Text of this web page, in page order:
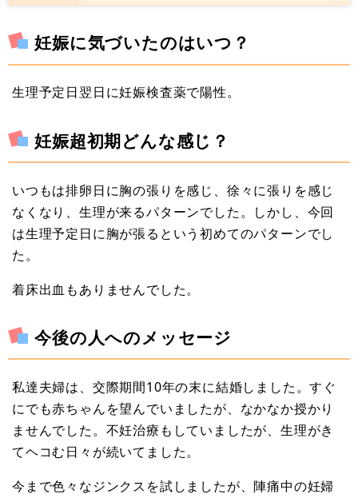
妊娠に気づいたのはいつ？
生理予定日翌日に妊娠検査薬で陽性。
妊娠超初期どんな感じ？
いつもは排卵日に胸の張りを感じ、徐々に張りを感じ
なくなり、生理が来るパターンでした。しかし、今回
は生理予定日に胸が張るという初めてのパターンでし
た。
着床出血もありませんでした。
今後の人へのメッセージ
私達夫婦は、交際期間10年の末に結婚しました。すぐ
にでも赤ちゃんを望んでいましたが、なかなか授かり
ませんでした。不妊治療もしていましたが、生理がき
てヘコむ日々が続いてました。
今まで色々なジンクスを試しましたが、陣痛中の妊婦